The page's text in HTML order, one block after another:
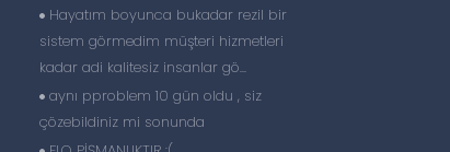
Hayatım boyunca bukadar rezil bir
sistem görmedim müşteri hizmetleri
kadar adi kalitesiz insanlar gö...
aynı pproblem 10 gün oldu , siz
çözebildiniz mi sonunda